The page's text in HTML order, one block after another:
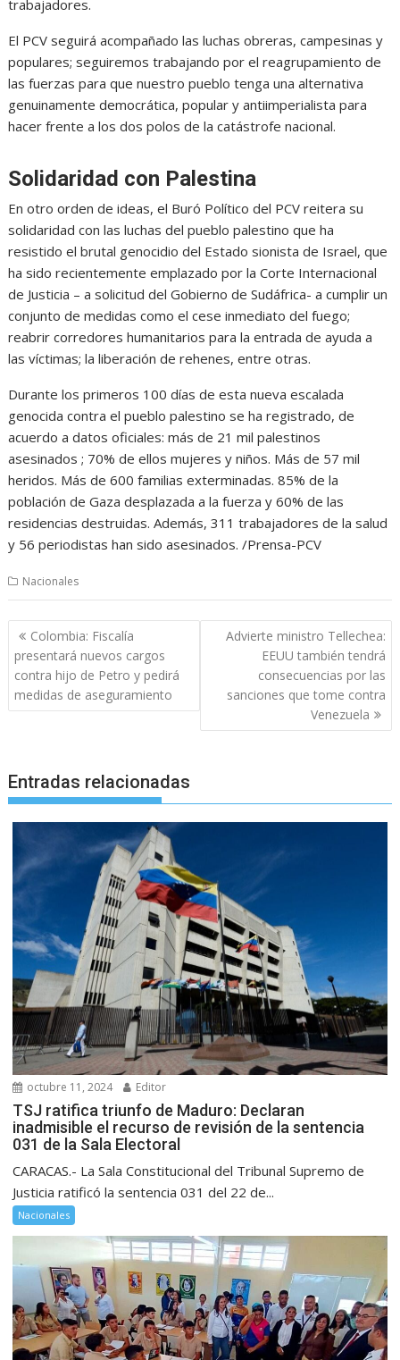
trabajadores.
El PCV seguirá acompañado las luchas obreras, campesinas y
populares; seguiremos trabajando por el reagrupamiento de
las fuerzas para que nuestro pueblo tenga una alternativa
genuinamente democrática, popular y antiimperialista para
hacer frente a los dos polos de la catástrofe nacional.
Solidaridad con Palestina
En otro orden de ideas, el Buró Político del PCV reitera su
solidaridad con las luchas del pueblo palestino que ha
resistido el brutal genocidio del Estado sionista de Israel, que
ha sido recientemente emplazado por la Corte Internacional
de Justicia – a solicitud del Gobierno de Sudáfrica- a cumplir un
conjunto de medidas como el cese inmediato del fuego;
reabrir corredores humanitarios para la entrada de ayuda a
las víctimas; la liberación de rehenes, entre otras.
Durante los primeros 100 días de esta nueva escalada
genocida contra el pueblo palestino se ha registrado, de
acuerdo a datos oficiales: más de 21 mil palestinos
asesinados ; 70% de ellos mujeres y niños. Más de 57 mil
heridos. Más de 600 familias exterminadas. 85% de la
población de Gaza desplazada a la fuerza y 60% de las
residencias destruidas. Además, 311 trabajadores de la salud
y 56 periodistas han sido asesinados. /Prensa-PCV
Nacionales
Navegación
de
entradas
Colombia: Fiscalía
presentará nuevos cargos
contra hijo de Petro y pedirá
medidas de aseguramiento
Advierte ministro Tellechea:
EEUU también tendrá
consecuencias por las
sanciones que tome contra
Venezuela
Entradas relacionadas
octubre 11, 2024 Editor
TSJ ratifica triunfo de Maduro: Declaran
inadmisible el recurso de revisión de la sentencia
031 de la Sala Electoral
CARACAS.- La Sala Constitucional del Tribunal Supremo de
Justicia ratificó la sentencia 031 del 22 de...
Nacionales